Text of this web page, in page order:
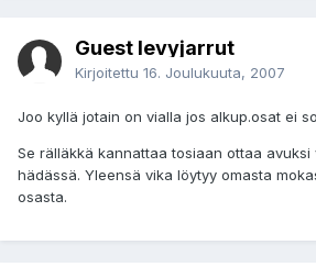
Guest levyjarrut
Kirjoitettu 16. Joulukuuta, 2007
Joo kyllä jotain on vialla jos alkup.osat ei
Se rälläkkä kannattaa tosiaan ottaa avuksi
hädässä. Yleensä vika löytyy omasta
osasta.